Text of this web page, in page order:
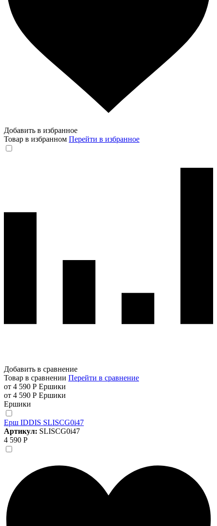
Добавить в избранное
Товар в избранном Перейти в избранное
Добавить в сравнение
Товар в сравнении Перейти в сравнение
от 4 590 Р Ершики
от 4 590 Р Ершики
Ершики
Ерш IDDIS SLISCG0i47
Артикул: SLISCG0i47
4 590 Р